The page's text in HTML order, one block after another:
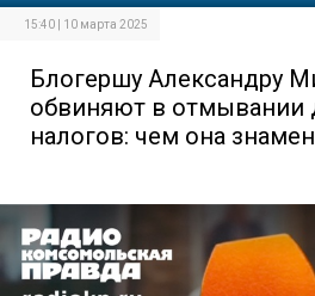
15:40 | 10 марта 2025
Блогершу Александру
обвиняют в отмывании
налогов: чем она